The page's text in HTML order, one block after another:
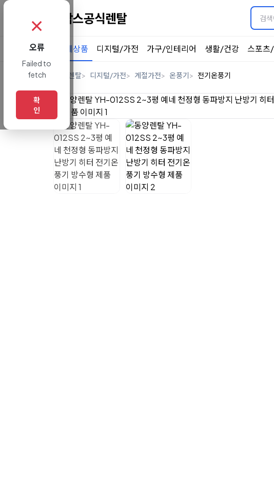
전체상품 디지털/가전 가구/인테리어 생활/건강 스포츠
렌탈 디지털/가전 계절가전 온풍기 전기온풍기
✗
오류
Failed to
fetch
확
인